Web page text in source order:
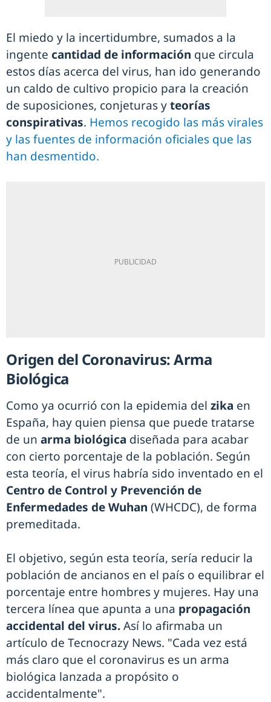
El miedo y la incertidumbre, sumados a la
ingente cantidad de información que circula
estos días acerca del virus, han ido generando
un caldo de cultivo propicio para la creación
de suposiciones, conjeturas yteorías
conspirativas. Hemos recogido las más virales
y las fuentes de información oficiales que las
han desmentido.
Origen del Coronavirus: Arma
Biológica
Como ya ocurrió con la epidemia del zika en
España, hay quien piensa que puede tratarse
de un arma biológica diseñada para acabar
con cierto porcentaje de la población. Según
esta teoría, el virus habría sido inventado en el
Centro de Control y Prevención de
Enfermedades de Wuhan (WHCDC), de forma
premeditada.
El objetivo, según esta teoría, sería reducir la
población de ancianos en el país o equilibrar el
porcentaje entre hombres y mujeres. Hay una
tercera línea que apunta a una propagación
accidental del virus.Así lo afirmaba un
artículo de Tecnocrazy News. "Cada vez está
más claro que el coronavirus es un arma
biológica lanzada a propósito o
accidentalmente".